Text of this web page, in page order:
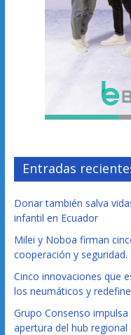
Entradas
Donar también salva
infantil en Ecuador
Milei y Noboa firman
cooperación y seguridad.
Cinco innovaciones que
los neumáticos y
Grupo Consenso
apertura del hub